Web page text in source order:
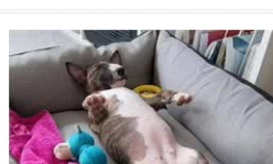
你带来恶霸犬的13个优点，以及恶霸犬的性格
智商的相关内容。恶霸犬的优点:有许多人对美
国恶霸犬不是很了解...